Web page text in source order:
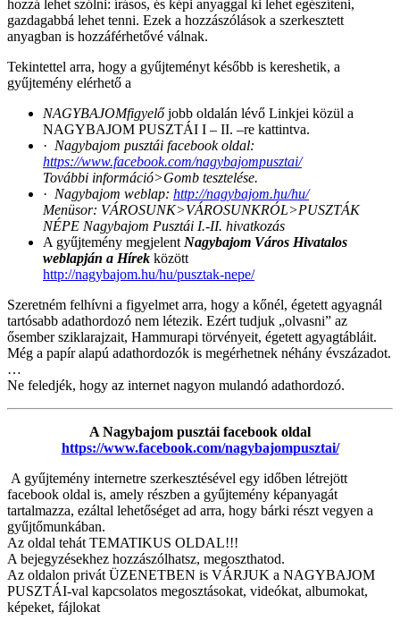
hozzá lehet szólni: írásos, és képi anyaggal ki lehet egészíteni,
gazdagabbá lehet tenni. Ezek a hozzászólások a szerkesztett
anyagban is hozzáférhetővé válnak.
Tekintettel arra, hogy a gyűjteményt később is kereshetik, a
gyűjtemény elérhető a
NAGYBAJOMfigyelőjobb oldalán lévő Linkjei közül a
NAGYBAJOM PUSZTÁI I – II. –re kattintva.
· Nagybajom pusztái facebook oldal:
https://www.facebook.com/nagybajompusztai/
További információ>Gomb tesztelése.
· Nagybajom weblap: http://nagybajom.hu/hu/
Menüsor: VÁROSUNK>VÁROSUNKRÓL>PUSZTÁK
NÉPE Nagybajom Pusztái I.-II. hivatkozás
A gyűjtemény megjelent Nagybajom Város Hivatalos
weblapján a Hírek között
http://nagybajom.hu/hu/pusztak-nepe/
Szeretném felhívni a figyelmet arra, hogy a kőnél, égetett agyagnál
tartósabb adathordozó nem létezik. Ezért tudjuk „olvasni” az
ősember sziklarajzait, Hammurapi törvényeit, égetett agyagtábláit.
Még a papír alapú adathordozók is megérhetnek néhány évszázadot.
…
Ne feledjék, hogy az internet nagyon mulandó adathordozó.
A Nagybajom pusztái facebook oldal
https://www.facebook.com/nagybajompusztai/
A gyűjtemény internetre szerkesztésével egy időben létrejött
facebook oldal is, amely részben a gyűjtemény képanyagát
tartalmazza, ezáltal lehetőséget ad arra, hogy bárki részt vegyen a
gyűjtőmunkában.
Az oldal tehát TEMATIKUS OLDAL!!!
A bejegyzésekhez hozzászólhatsz, megoszthatod.
Az oldalon privát ÜZENETBEN is VÁRJUK a NAGYBAJOM
PUSZTÁI-val kapcsolatos megosztásokat, videókat, albumokat,
képeket, fájlokat